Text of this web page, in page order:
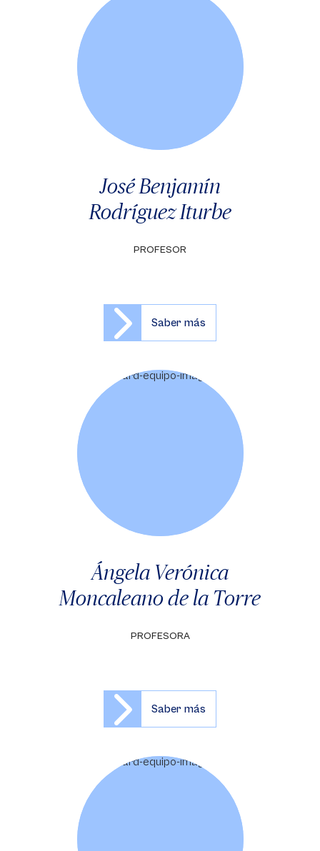
José Benjamín
Rodríguez Iturbe
PROFESOR
Saber más
Ángela Verónica
Moncaleano de la Torre
PROFESORA
Saber más